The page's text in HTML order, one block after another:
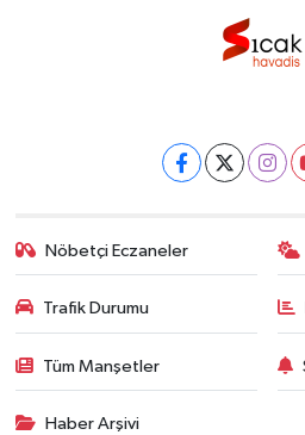
Nöbetçi Eczaneler
Trafik Durumu
Tüm Manşetler
Haber Arşivi